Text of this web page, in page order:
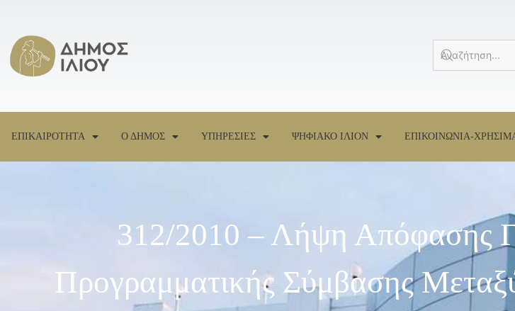
ΕΠΙΚΑΙΡΟΤΗΤΑ Ο ΔΗΜΟΣ ΥΠΗΡΕΣΙΕΣ ΨΗΦΙΑΚΟ ΙΛΙΟΝ ΕΠΙΚΟΙΝΩΝΙΑ-
312/2010 – Λήψη Απόφασης
Προγραμματικής Σύμβασης